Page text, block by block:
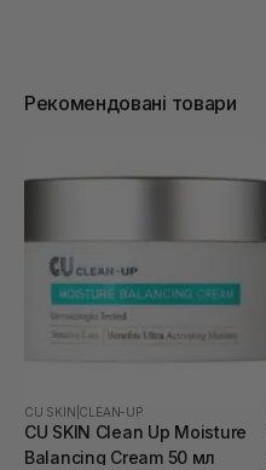
Рекомендовані товари
CU SKIN CLEAN-UP
CU SKIN Clean Up Moisture
Balancing Cream 50 мл